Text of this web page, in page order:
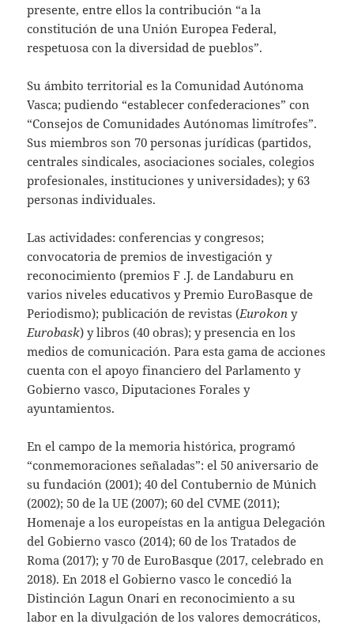
presente, entre ellos la contribución “a la
constitución de una Unión Europea Federal,
respetuosa con la diversidad de pueblos”.
Su ámbito territorial es la Comunidad Autónoma
Vasca; pudiendo “establecer confederaciones” con
“Consejos de Comunidades Autónomas limítrofes”.
Sus miembros son 70 personas jurídicas (partidos,
centrales sindicales, asociaciones sociales, colegios
profesionales, instituciones y universidades); y 63
personas individuales.
Las actividades: conferencias y congresos;
convocatoria de premios de investigación y
reconocimiento (premios F .J. de Landaburu en
varios niveles educativos y Premio EuroBasque de
Periodismo); publicación de revistas (Eurokon y
Eurobask) y libros (40 obras); y presencia en los
medios de comunicación. Para esta gama de acciones
cuenta con el apoyo financiero del Parlamento y
Gobierno vasco, Diputaciones Forales y
ayuntamientos.
En el campo de la memoria histórica, programó
“conmemoraciones señaladas”: el 50 aniversario de
su fundación (2001); 40 del Contubernio de Múnich
(2002); 50 de la UE (2007); 60 del CVME (2011);
Homenaje a los europeístas en la antigua Delegación
del Gobierno vasco (2014); 60 de los Tratados de
Roma (2017); y 70 de EuroBasque (2017, celebrado en
2018). En 2018 el Gobierno vasco le concedió la
Distinción Lagun Onari en reconocimiento a su
labor en la divulgación de los valores democráticos,